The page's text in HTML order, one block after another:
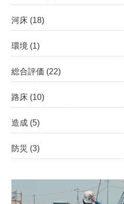
河床 (18)
環境 (1)
総合評価 (22)
路床 (10)
造成 (5)
防災 (3)